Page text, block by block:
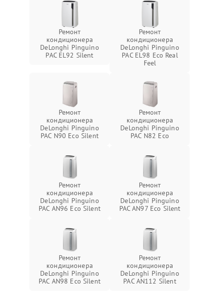
Ремонт
кондиционера
DeLonghi Pinguino
PAC EL92 Silent
Ремонт
кондиционера
DeLonghi Pinguino
PAC EL98 Eco Real
Feel
Ремонт
кондиционера
DeLonghi Pinguino
PAC N90 Eco Silent
Ремонт
кондиционера
DeLonghi Pinguino
PAC N82 Eco
Ремонт
кондиционера
DeLonghi Pinguino
PAC AN96 Eco Silent
Ремонт
кондиционера
DeLonghi Pinguino
PAC AN97 Eco Silent
Ремонт
кондиционера
DeLonghi Pinguino
PAC AN98 Eco Silent
Ремонт
кондиционера
DeLonghi Pinguino
PAC AN112 Silent